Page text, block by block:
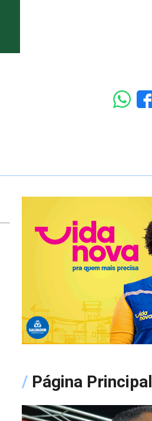
/ Página Principal